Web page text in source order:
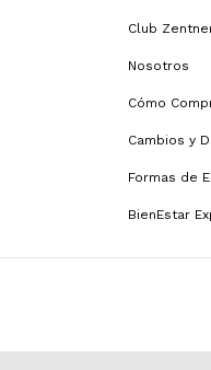
Club
Nosotros
Cómo
Cambios y
Formas de
BienEstar